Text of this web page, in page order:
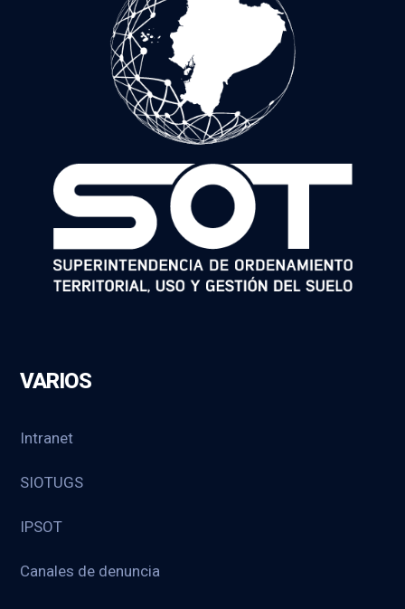
VARIOS
Intranet
SIOTUGS
IPSOT
Canales de denuncia